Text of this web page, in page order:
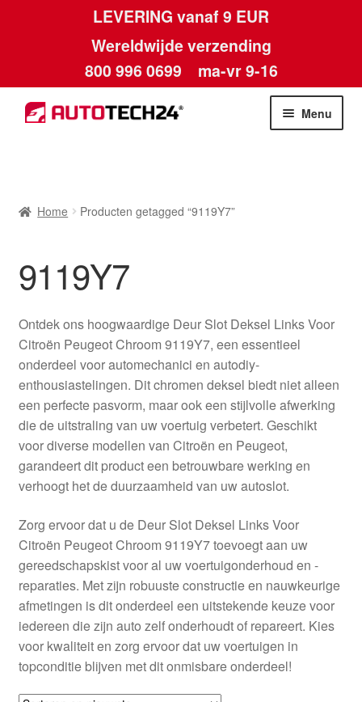
LEVERING vanaf 9 EUR
Wereldwijde verzending
800 996 0699 ma-vr 9-16
Ga
door
Ga
naar
Menu
Betalingen
Contact
Kassa
Klachten
Klachtenprocedure
Mijn account
Over ons
Privacybeleid
Wereldwijde verzending
Home Producten getagged “9119Y7”
9119Y7
Ontdek ons hoogwaardige Deur Slot Deksel Links Voor
Citroën Peugeot Chroom 9119Y7, een essentieel
onderdeel voor automechanici en autodiy-
enthousiastelingen. Dit chromen deksel biedt niet alleen
een perfecte pasvorm, maar ook een stijlvolle afwerking
die de uitstraling van uw voertuig verbetert. Geschikt
voor diverse modellen van Citroën en Peugeot,
garandeert dit product een betrouwbare werking en
verhoogt het de duurzaamheid van uw autoslot.
Zorg ervoor dat u de Deur Slot Deksel Links Voor
Citroën Peugeot Chroom 9119Y7 toevoegt aan uw
gereedschapskist voor al uw voertuigonderhoud en -
reparaties. Met zijn robuuste constructie en nauwkeurige
afmetingen is dit onderdeel een uitstekende keuze voor
iedereen die zijn auto zelf onderhoudt of repareert. Kies
voor kwaliteit en zorg ervoor dat uw voertuigen in
topconditie blijven met dit onmisbare onderdeel!